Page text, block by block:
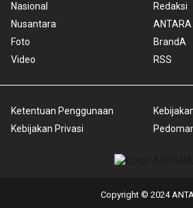
Nasional
Nusantara
Foto
Video
Redaksi
BrandA
RSS
Ketentuan Penggunaan
Kebijakan Privasi
Copyright © 2024